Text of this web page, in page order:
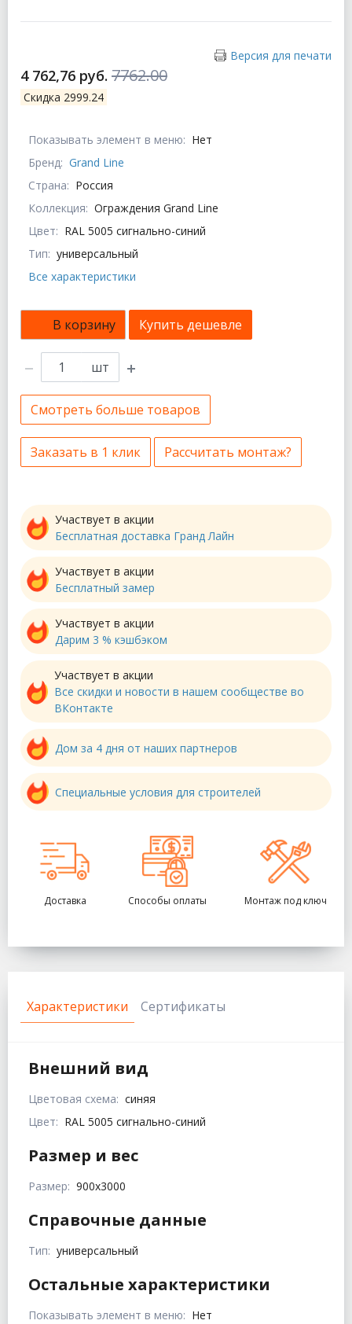
Версия для печати
4 762,76 руб. 7762.00
Скидка 2999.24
Показывать элемент в меню: Нет
Бренд: Grand Line
Страна: Россия
Коллекция: Ограждения Grand Line
Цвет: RAL 5005 сигнально-синий
Тип: универсальный
Все характеристики
В корзину Купить дешевле
шт
Смотреть больше товаров
Заказать в 1 клик Рассчитать монтаж?
Участвует в акции
Бесплатная доставка Гранд Лайн
Участвует в акции
Бесплатный замер
Участвует в акции
Дарим 3 % кэшбэком
Участвует в акции
Все скидки и новости в нашем сообществе во
ВКонтакте
Дом за 4 дня от наших партнеров
Специальные условия для строителей
Доставка Способы оплаты Монтаж под ключ
Характеристики Сертификаты
Внешний вид
Цветовая схема: синяя
Цвет: RAL 5005 сигнально-синий
Размер и вес
Размер: 900х3000
Справочные данные
Тип: универсальный
Остальные характеристики
Показывать элемент в меню: Нет